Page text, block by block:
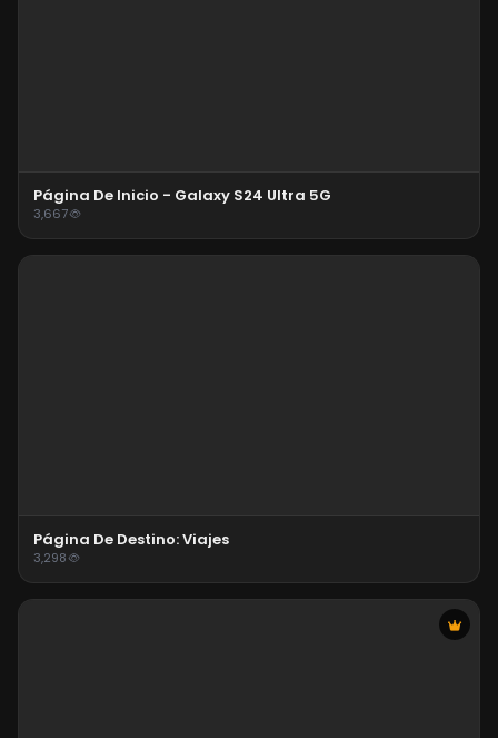
Página De Inicio - Galaxy S24 Ultra 5G
3,667
Página De Destino: Viajes
3,298